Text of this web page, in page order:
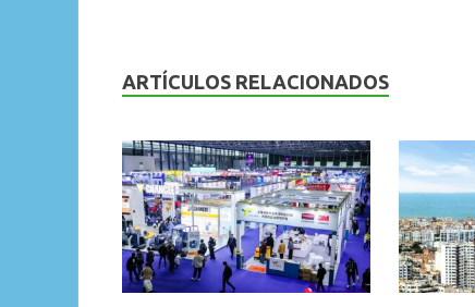
b
o
k
er l
s
p
p
dI
ARTÍCULOS RELACIONADOS